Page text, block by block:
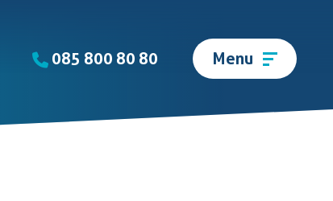
085 800 80 80 Menu